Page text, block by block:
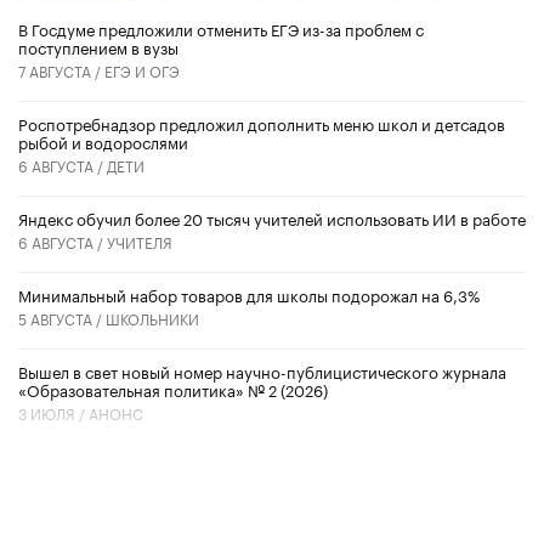
В Госдуме предложили отменить ЕГЭ из-за проблем с
поступлением в вузы
7 АВГУСТА / ЕГЭ И ОГЭ
Роспотребнадзор предложил дополнить меню школ и детсадов
рыбой и водорослями
6 АВГУСТА / ДЕТИ
​Яндекс обучил более 20 тысяч учителей использовать ИИ в работе
6 АВГУСТА /УЧИТЕЛЯ
Минимальный набор товаров для школы подорожал на 6,3%
5 АВГУСТА / ШКОЛЬНИКИ
Вышел в свет новый номер научно-публицистического журнала
«Образовательная политика» № 2 (2026)
3 ИЮЛЯ / АНОНС